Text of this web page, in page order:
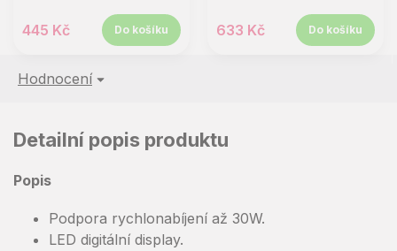
445 Kč Do košíku 633 Kč Do košíku
Hodnocení
Detailní popis produktu
Popis
Podpora rychlonabíjení až 30W.
LED digitální display.